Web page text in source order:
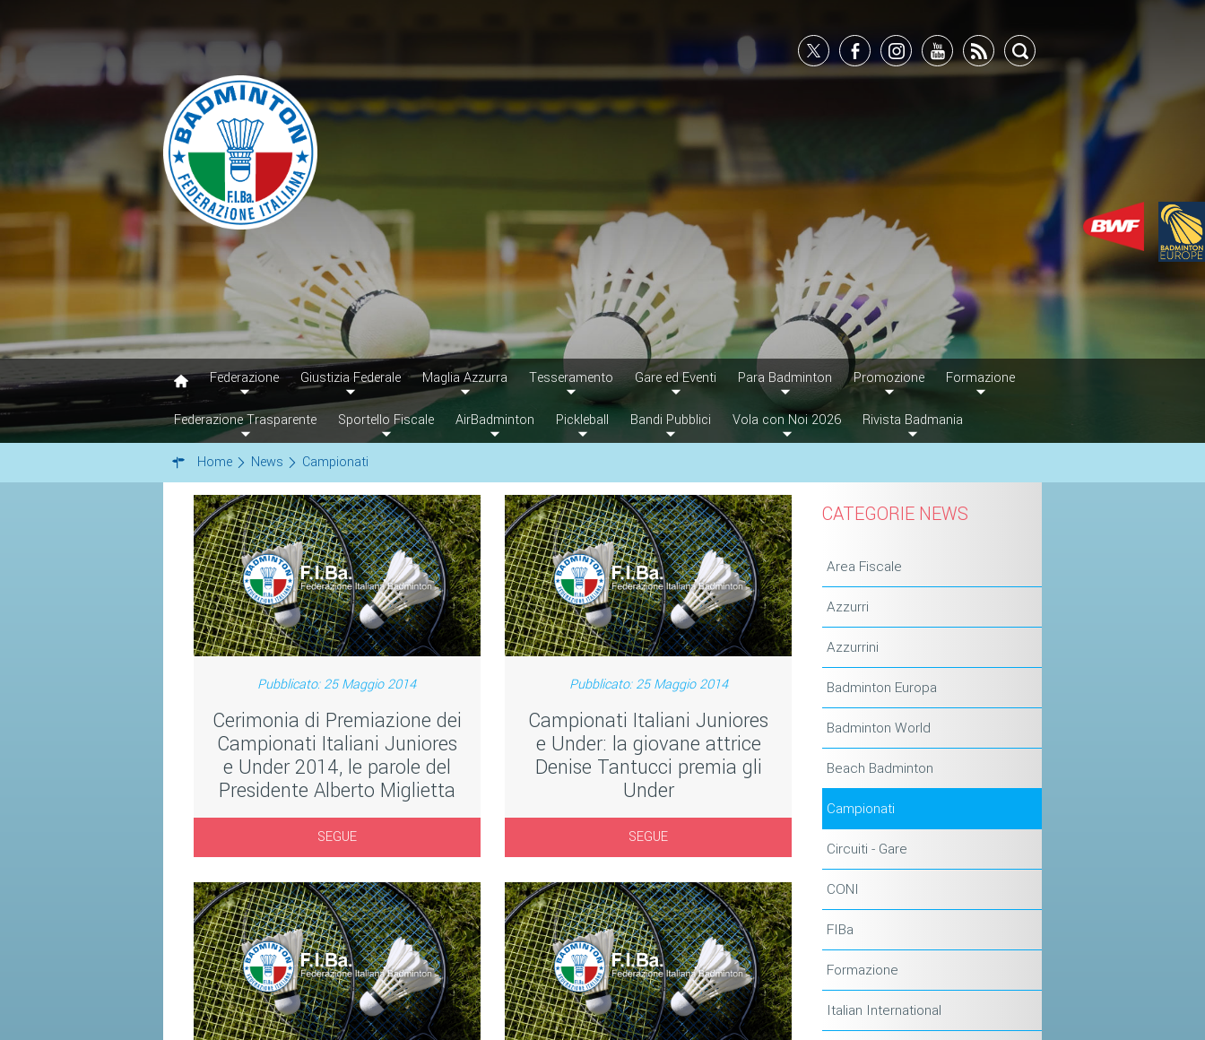
Federazione Giustizia Federale Maglia Azzurra Tesseramento Gare ed Eventi Para Badminton Promozione Formazione
Federazione Trasparente Sportello Fiscale AirBadminton Pickleball Bandi Pubblici Vola con Noi 2026 Rivista Badmania
Home News Campionati
Pubblicato: 25 Maggio 2014
Cerimonia di Premiazione dei
Campionati Italiani Juniores
e Under 2014, le parole del
Presidente Alberto Miglietta
SEGUE
Pubblicato: 25 Maggio 2014
Campionati Italiani Juniores
e Under: la giovane attrice
Denise Tantucci premia gli
Under
SEGUE
CATEGORIE NEWS
Area Fiscale
Azzurri
Azzurrini
Badminton Europa
Badminton World
Beach Badminton
Campionati
Circuiti - Gare
CONI
FIBa
Formazione
Italian International